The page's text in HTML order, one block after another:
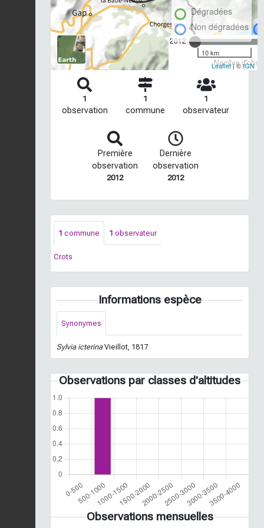
2012
Nombre
Dégradées
Non dégradées
10 km
Leaflet| ©IGN
1
observation
1
commune
1
observateur
Première
observation
2012
Dernière
observation
2012
1 commune 1 observateur
Crots
Informations espèce
Synonymes
Sylvia icterinaVieillot, 1817
Observations par classes d'altitudes
Observations mensuelles